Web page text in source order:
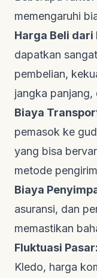
memengaruhi
Harga Beli dari
dapatkan
pembelian,
jangka panjang,
Biaya
pemasok ke
yang bisa
metode
Biaya
asuransi, dan
memastikan
Fluktuasi Pasar:
Kledo, harga